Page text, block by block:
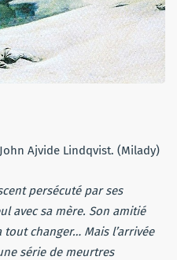
Ajvide Lindqvist. (Milady)
persécuté par ses
avec sa mère. Son amitié
tout changer… Mais l’arrivée
série de meurtres